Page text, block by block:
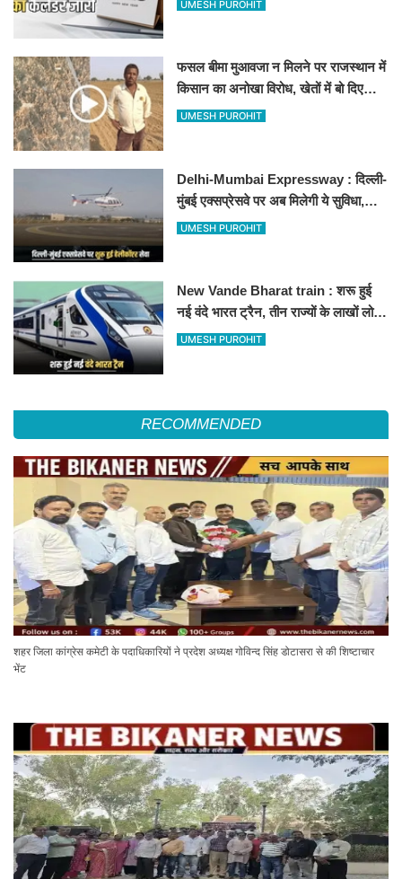
UMESH PUROHIT
फसल बीमा मुआवजा न मिलने पर राजस्थान में
किसान का अनोखा विरोध, खेतों में बो दिए
500-500 रुपए के नोट, वीडियो वायरल
UMESH PUROHIT
Delhi-Mumbai Expressway : दिल्ली-
मुंबई एक्सप्रेसवे पर अब मिलेगी ये सुविधा,
हेलीकॉप्टर सर्विस से तुरंत घायल पहुंचेगा
UMESH PUROHIT
New Vande Bharat train : शरू हुई
नई वंदे भारत ट्रैन, तीन राज्यों के लाखों लोगों
का सफर होगा आसान, देखें पूरा रूटमैप
UMESH PUROHIT
RECOMMENDED
शहर जिला कांग्रेस कमेटी के पदाधिकारियों ने प्रदेश अध्यक्ष गोविन्द सिंह डोटासरा से की शिष्टाचार
भेंट